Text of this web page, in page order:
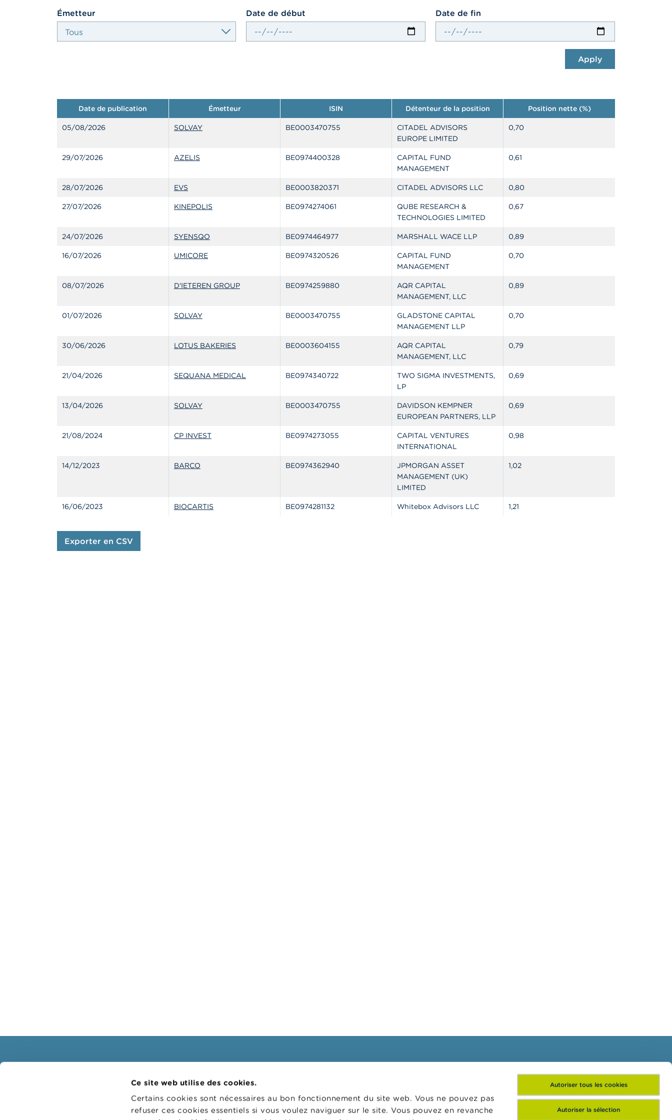
Ce site web utilise des cookies.
Certains cookies sont nécessaires au bon fonctionnement du site web. Vous ne pouvez pas
refuser ces cookies essentiels si vous voulez naviguer sur le site. Vous pouvez en revanche
Autoriser tous les cookies
Autoriser la sélection
select
Émetteur Date de début Date de fin
Apply
Date de publication Émetteur ISIN Détenteur de la position Position nette (%)
05/08/2026 SOLVAY BE0003470755
CITADEL ADVISORS
EUROPE LIMITED
0,70
29/07/2026 AZELIS BE0974400328
CAPITAL FUND
MANAGEMENT
0,61
28/07/2026 EVS BE0003820371 CITADEL ADVISORS LLC 0,80
27/07/2026 KINEPOLIS BE0974274061
QUBE RESEARCH &
TECHNOLOGIES LIMITED
0,67
24/07/2026 SYENSQO BE0974464977 MARSHALL WACE LLP 0,89
16/07/2026 UMICORE BE0974320526
CAPITAL FUND
MANAGEMENT
0,70
08/07/2026 D'IETEREN GROUP BE0974259880
AQR CAPITAL
MANAGEMENT, LLC
0,89
01/07/2026 SOLVAY BE0003470755
GLADSTONE CAPITAL
MANAGEMENT LLP
0,70
30/06/2026 LOTUS BAKERIES BE0003604155
AQR CAPITAL
MANAGEMENT, LLC
0,79
21/04/2026 SEQUANA MEDICAL BE0974340722
TWO SIGMA INVESTMENTS,
LP
0,69
13/04/2026 SOLVAY BE0003470755
DAVIDSON KEMPNER
EUROPEAN PARTNERS, LLP
0,69
21/08/2024 CP INVEST BE0974273055
CAPITAL VENTURES
INTERNATIONAL
0,98
14/12/2023 BARCO BE0974362940
JPMORGAN ASSET
MANAGEMENT (UK)
LIMITED
1,02
16/06/2023 BIOCARTIS BE0974281132 Whitebox Advisors LLC 1,21
Exporter en CSV
Mises en garde & sanctions
Thèmes
Actualités et Mises en garde
Inscrivez-vous à notre